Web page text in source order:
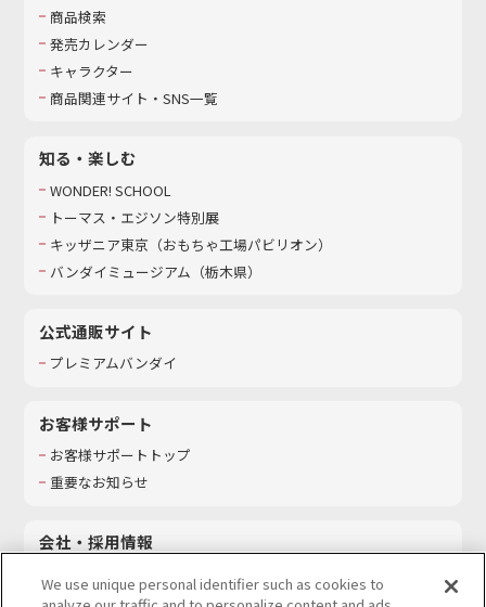
商品検索
発売カレンダー
キャラクター
商品関連サイト・SNS一覧
知る・楽しむ
WONDER! SCHOOL
トーマス・エジソン特別展
キッザニア東京（おもちゃ工場パビリオン）​
バンダイミュージアム（栃木県）
公式通販サイト
プレミアムバンダイ
お客様サポート
お客様サポートトップ
重要なお知らせ
会社・採用情報
採用情報
We use unique personal identifier such as cookies to